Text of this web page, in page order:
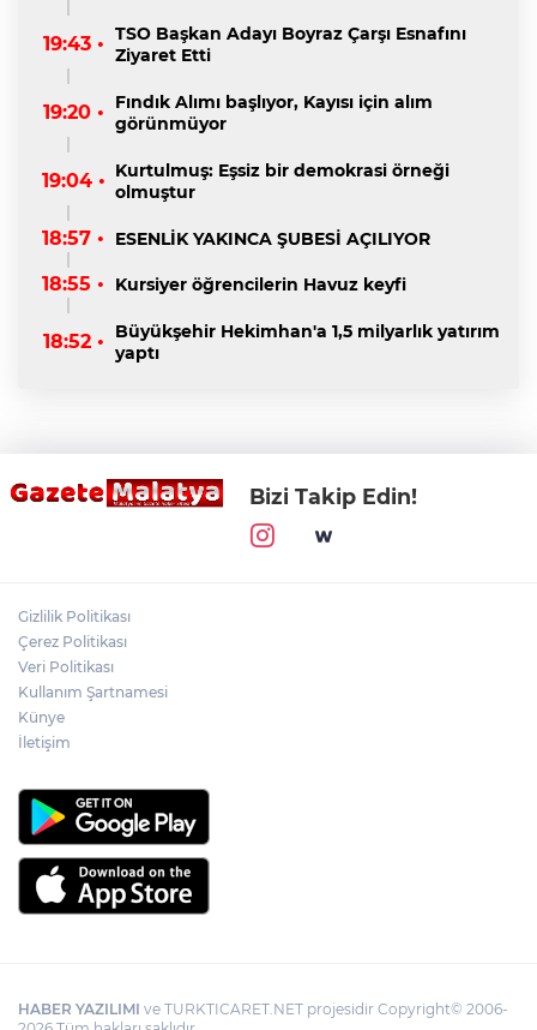
19:43 • TSO Başkan Adayı Boyraz Çarşı Esnafını
Ziyaret Etti
19:20 •
Fındık Alımı başlıyor, Kayısı için alım
görünmüyor
19:04 • Kurtulmuş: Eşsiz bir demokrasi örneği
olmuştur
18:57 • ESENLİK YAKINCA ŞUBESİ AÇILIYOR
18:55 • Kursiyer öğrencilerin Havuz keyfi
18:52 •
Büyükşehir Hekimhan'a 1,5 milyarlık yatırım
yaptı
Bizi Takip Edin!
Gizlilik Politikası
Çerez Politikası
Veri Politikası
Kullanım Şartnamesi
Künye
İletişim
HABER YAZILIMI ve TURKTICARET.NET projesidir Copyright© 2006-